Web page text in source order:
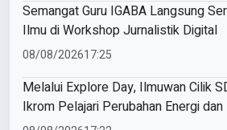
Semangat Guru IGABA Langsung
Ilmu di Workshop Jurnalistik Digital
08/08/202617:25
Melalui Explore Day, Ilmuwan Cilik
Ikrom Pelajari Perubahan Energi
Sampah demi Bumi